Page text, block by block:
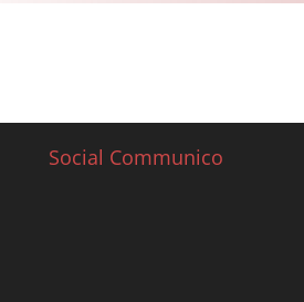
Social Communico